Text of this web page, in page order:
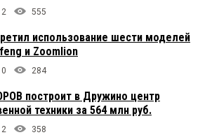
2 555
использование шести моделей
и Zoomlion
0 284
построит в Дружино центр
техники за 564 млн руб.
2 358